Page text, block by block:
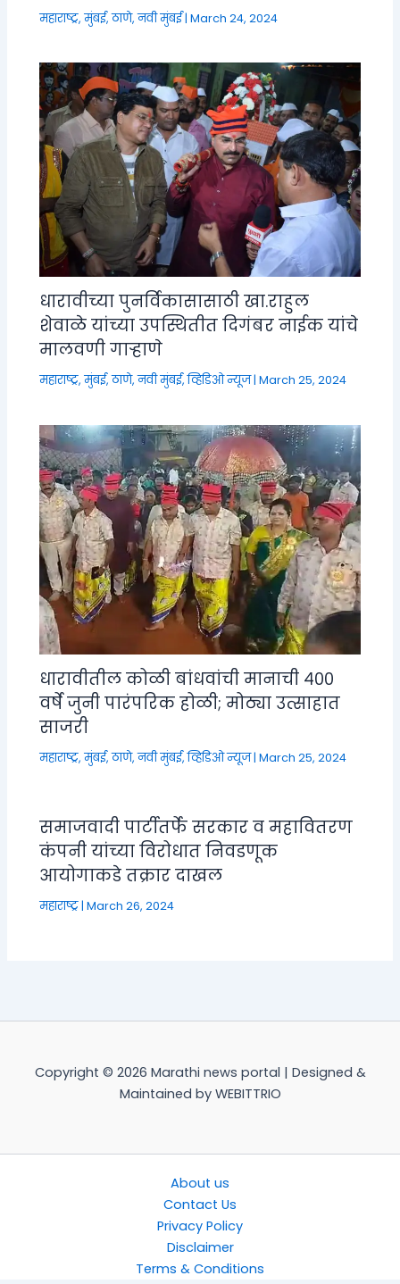
महाराष्ट्र,मुंबई, ठाणे, नवी मुंबई|March 24, 2024
धारावीच्या पुनर्विकासासाठी खा.राहुल
शेवाळे यांच्या उपस्थितीत दिगंबर नाईक यांचे
मालवणी गाऱ्हाणे
महाराष्ट्र,मुंबई, ठाणे, नवी मुंबई,व्हिडिओ न्यूज|March 25, 2024
धारावीतील कोळी बांधवांची मानाची ४००
वर्षे जुनी पारंपरिक होळी; मोठ्या उत्साहात
साजरी
महाराष्ट्र,मुंबई, ठाणे, नवी मुंबई,व्हिडिओ न्यूज|March 25, 2024
समाजवादी पार्टीतर्फे सरकार व महावितरण
कंपनी यांच्या विरोधात निवडणूक
आयोगाकडे तक्रार दाखल
महाराष्ट्र|March 26, 2024
Copyright © 2026 Marathi news portal | Designed &
Maintained by WEBITTRIO
About us
Contact Us
Privacy Policy
Disclaimer
Terms & Conditions